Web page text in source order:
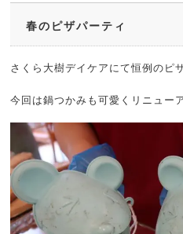
春のピザパーティ
さくら大樹デイケアにて恒例のピ
今回は鍋つかみも可愛くリニュー